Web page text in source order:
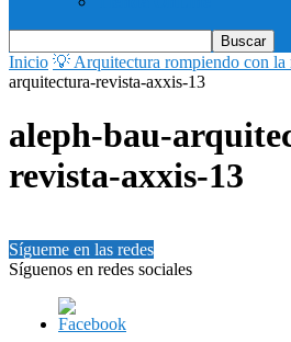
Inicio 💡 Arquitectura rompiendo con la
arquitectura-revista-axxis-13
aleph-bau-
revista-axxis-13
Sígueme en las redes
Síguenos en redes sociales